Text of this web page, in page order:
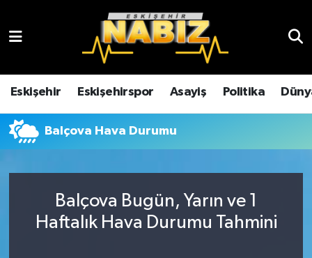
Eskişehir Eskişehirspor Asayiş Politika
Balçova Hava Durumu
Balçova Bugün, Yarın ve 1
Haftalık Hava Durumu Tahmini
Çevre
Dünya
Ekonomi
Eskişehir
Eskişehir Hava Durumu
Eskişehir Trafik Yoğunluk Haritası
TFF 3.Lig 4.Grup Puan Durumu ve Fikstür
Son Dakika Haberleri
Haber Arşivi